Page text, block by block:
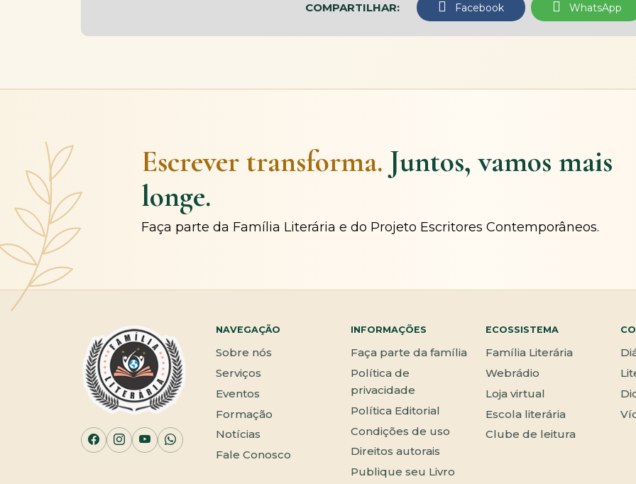
COMPARTILHAR: Facebook WhatsApp
Escrever transforma. Juntos, vamos mais
longe.
Faça parte da Família Literária e do Projeto Escritores Contemporâneos.
NAVEGAÇÃO
Sobre nós
Serviços
Eventos
Formação
Notícias
Fale Conosco
INFORMAÇÕES
Faça parte da família
Política de
privacidade
Política Editorial
Condições de uso
Direitos autorais
Publique seu Livro
ECOSSISTEMA
Família Literária
Webrádio
Loja virtual
Escola literária
Clube de leitura